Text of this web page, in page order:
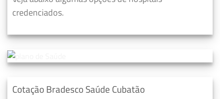
credenciados.
Cotação Bradesco Saúde Cubatão